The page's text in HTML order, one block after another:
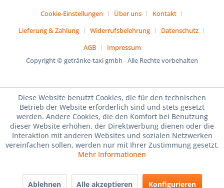
Cookie-Einstellungen Über uns
Kontakt
Lieferung & Zahlung
Widerrufsbelehrung
Datenschutz
AGB
Impressum
Copyright © getränke-taxi gmbh - Alle Rechte vorbehalten
Diese Website benutzt Cookies, die für den technischen
Betrieb der Website erforderlich sind und stets gesetzt
werden. Andere Cookies, die den Komfort bei Benutzung
dieser Website erhöhen, der Direktwerbung dienen oder die
Interaktion mit anderen Websites und sozialen Netzwerken
vereinfachen sollen, werden nur mit Ihrer Zustimmung gesetzt.
Mehr Informationen
Ablehnen Alle akzeptieren Konfigurieren